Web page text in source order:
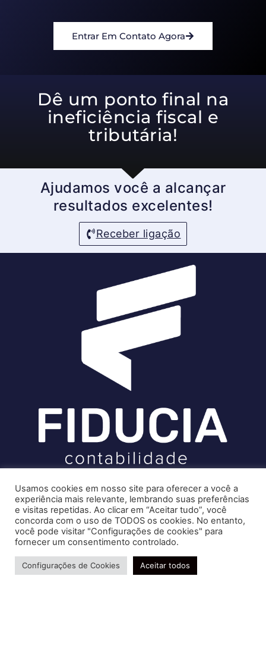
Entrar Em Contato Agora
Dê um ponto final na
ineficiência fiscal e
tributária!
Ajudamos você a alcançar
resultados excelentes!
Receber ligação
004856/O-7
Serviços
Consultoria e Assessoria
Gestão e Controle Societário
Gestão Contábil, Fiscal e Tributária
Usamos cookies em nosso site para oferecer a você a
experiência mais relevante, lembrando suas preferências
e visitas repetidas. Ao clicar em “Aceitar tudo”, você
concorda com o uso de TODOS os cookies. No entanto,
você pode visitar "Configurações de cookies" para
fornecer um consentimento controlado.
Configurações de Cookies Aceitar todos
Recomendado só para você
Por que o CNPJ é essencial para a
abertura de empresa? Saiba mais!
Dentre os documentos exigidos por
lei para a abertura de…
Precisa de ajuda?